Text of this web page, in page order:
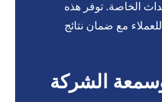
الخاصة. توفر هذه
مع ضمان نتائج
وسمعة الشركة